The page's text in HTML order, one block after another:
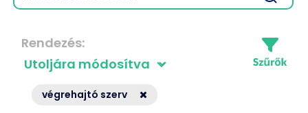
Rendezés
végrehajtó szerv